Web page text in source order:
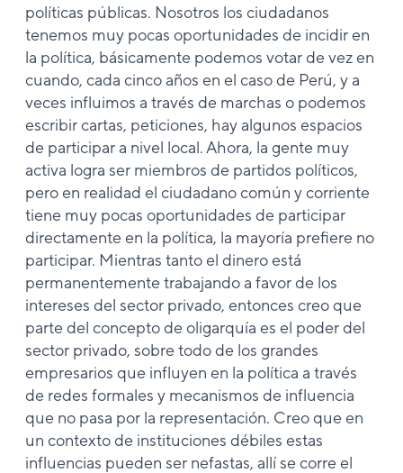
políticas públicas. Nosotros los ciudadanos
tenemos muy pocas oportunidades de incidir en
la política, básicamente podemos votar de vez en
cuando, cada cinco años en el caso de Perú, y a
veces influimos a través de marchas o podemos
escribir cartas, peticiones, hay algunos espacios
de participar a nivel local. Ahora, la gente muy
activa logra ser miembros de partidos políticos,
pero en realidad el ciudadano común y corriente
tiene muy pocas oportunidades de participar
directamente en la política, la mayoría prefiere no
participar. Mientras tanto el dinero está
permanentemente trabajando a favor de los
intereses del sector privado, entonces creo que
parte del concepto de oligarquía es el poder del
sector privado, sobre todo de los grandes
empresarios que influyen en la política a través
de redes formales y mecanismos de influencia
que no pasa por la representación. Creo que en
un contexto de instituciones débiles estas
influencias pueden ser nefastas, allí se corre el